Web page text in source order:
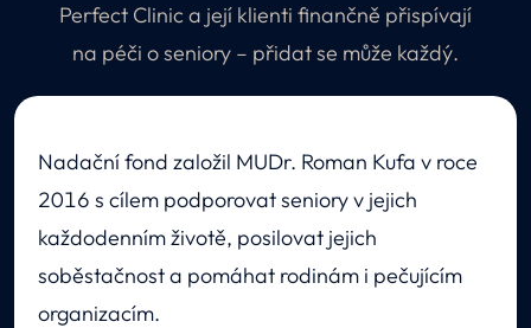
Perfect Clinic a její klienti finančně přispívají
na péči o seniory – přidat se může každý.
Nadační fond založil MUDr. Roman Kufa v roce
2016 s cílem podporovat seniory v jejich
každodenním životě, posilovat jejich
soběstačnost a pomáhat rodinám i pečujícím
organizacím.